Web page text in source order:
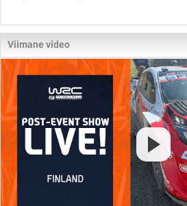
Viimane video